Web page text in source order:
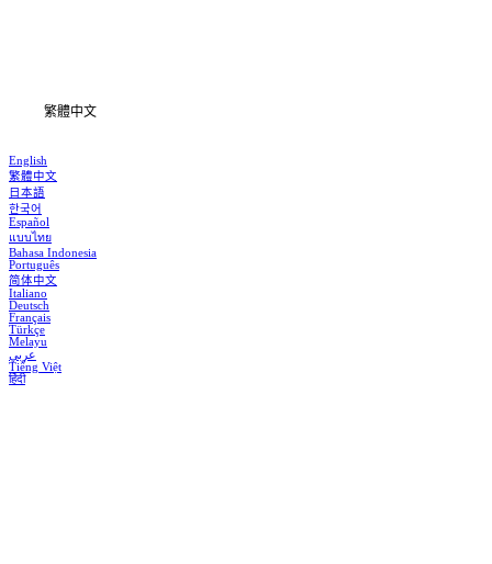
繁體中文
English
繁體中文
日本語
한국어
Español
แบบไทย
Bahasa Indonesia
Português
简体中文
Italiano
Deutsch
Français
Türkçe
Melayu
عربي
Tiếng Việt
हिंदी